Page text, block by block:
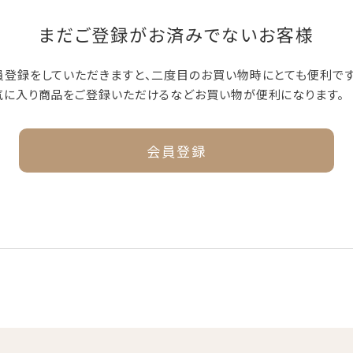
まだご登録がお済みでないお客様
録をしていただきますと、二度目のお買い物時にとても便利です
入り商品をご登録いただけるなどお買い物が便利になります。
会員登録